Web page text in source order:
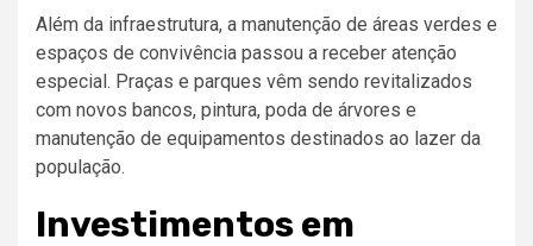
Além da infraestrutura, a manutenção de áreas verdes e
espaços de convivência passou a receber atenção
especial. Praças e parques vêm sendo revitalizados
com novos bancos, pintura, poda de árvores e
manutenção de equipamentos destinados ao lazer da
população.
Investimentos em